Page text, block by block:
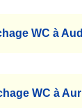
WC à
WC à